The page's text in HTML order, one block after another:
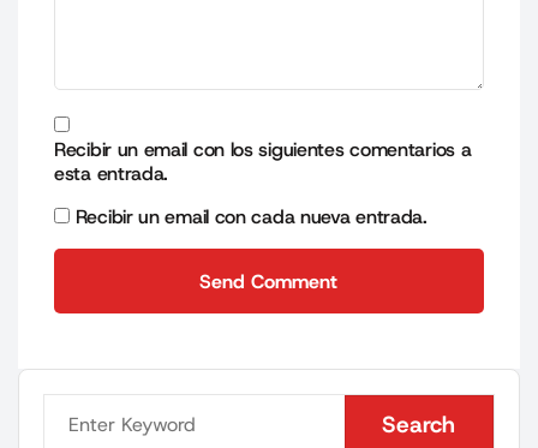
Recibir un email con los siguientes comentarios a
esta entrada.
Recibir un email con cada nueva entrada.
Send Comment
Search